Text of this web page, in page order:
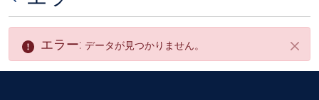
閉じる
エラー: データが見つかりません。